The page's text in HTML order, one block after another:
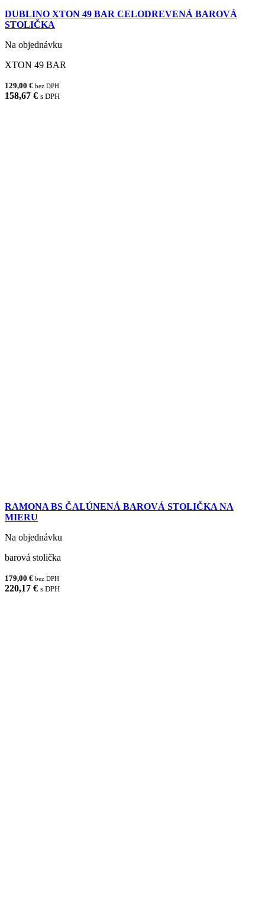
DUBLINO XTON 49 BAR CELODREVENÁ BAROVÁ
STOLIČKA
Na objednávku
XTON 49 BAR
129,00 € bez DPH
158,67 € s DPH
RAMONA BS ČALÚNENÁ BAROVÁ STOLIČKA NA
MIERU
Na objednávku
barová stolička
179,00 € bez DPH
220,17 € s DPH